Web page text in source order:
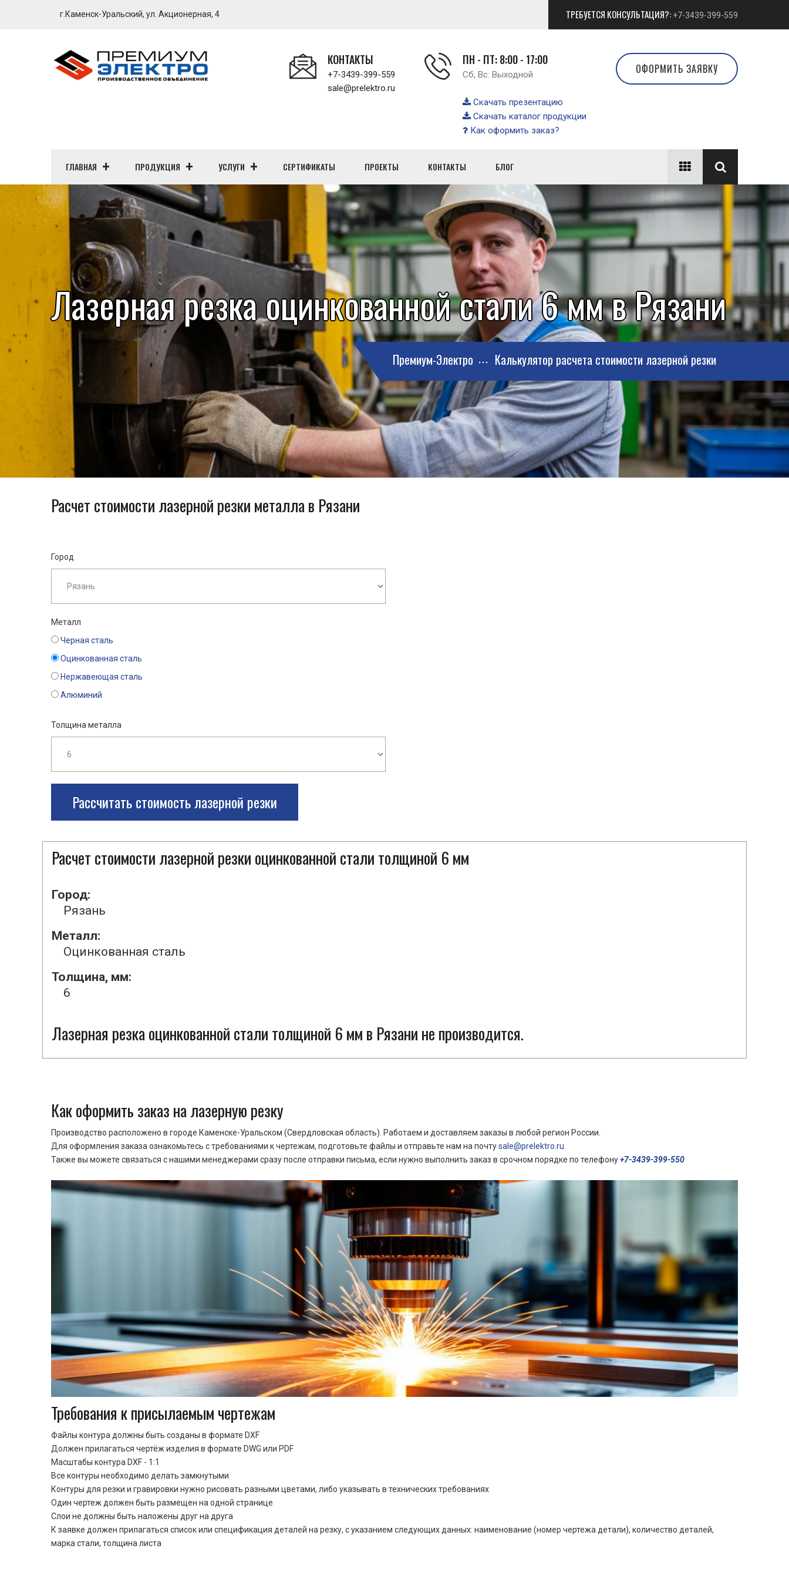
г.Каменск-Уральский, ул. Акционерная, 4 ТРЕБУЕТСЯ КОНСУЛЬТАЦИЯ?: +7-3439-399-559
КОНТАКТЫ
+7-3439-399-559
sale@prelektro.ru
ПН - ПТ: 8:00 - 17:00
Сб, Вс: Выходной
Скачать презентацию
Скачать каталог продукции
Как оформить заказ?
ОФОРМИТЬ ЗАЯВКУ
ГЛАВНАЯ ПРОДУКЦИЯ УСЛУГИ СЕРТИФИКАТЫ ПРОЕКТЫ КОНТАКТЫ БЛОГ
Лазерная резка оцинкованной стали 6 мм в Рязани
Премиум-Электро Калькулятор расчета стоимости лазерной резки
Расчет стоимости лазерной резки металла в Рязани
Город
Металл
Черная сталь
Оцинкованная сталь
Нержавеющая сталь
Алюминий
Толщина металла
Рассчитать стоимость лазерной резки
Расчет стоимости лазерной резки оцинкованной стали толщиной 6 мм
Город:
Рязань
Металл:
Оцинкованная сталь
Толщина, мм:
6
Лазерная резка оцинкованной стали толщиной 6 мм в Рязани не производится.
Как оформить заказ на лазерную резку
Производство расположено в городе Каменске-Уральском (Свердловская область). Работаем и доставляем заказы в любой регион России.
Для оформления заказа ознакомьтесь с требованиями к чертежам, подготовьте файлы и отправьте нам на почтуsale@prelektro.ru
Также вы можете связаться с нашими менеджерами сразу после отправки письма, если нужно выполнить заказ в срочном порядке по телефону+7-3439-399-550
Требования к присылаемым чертежам
Файлы контура должны быть созданы в формате DXF
Должен прилагаться чертёж изделия в формате DWG или PDF
Масштабы контура DXF - 1:1
Все контуры необходимо делать замкнутыми
Контуры для резки и гравировки нужно рисовать разными цветами, либо указывать в технических требованиях
Один чертеж должен быть размещен на одной странице
Cлои не должны быть наложены друг на друга
К заявке должен прилагаться список или спецификация деталей на резку, с указанием следующих данных: наименование (номер чертежа детали), количество деталей,
марка стали, толщина листа